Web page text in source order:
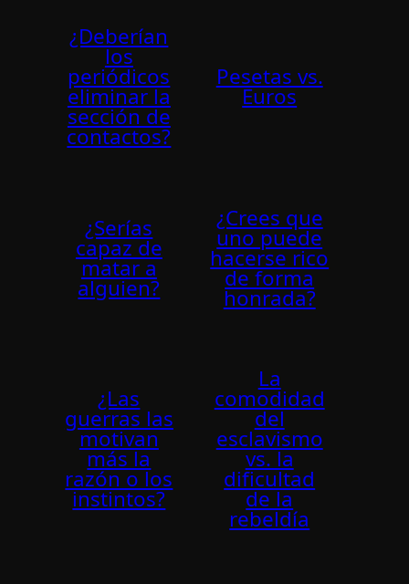
¿Deberían
los
periódicos
eliminar la
sección de
contactos?
Pesetas vs.
Euros
¿Serí­as
capaz de
matar a
alguien?
¿Crees que
uno puede
hacerse rico
de forma
honrada?
¿Las
guerras las
motivan
más la
razón o los
instintos?
La
comodidad
del
esclavismo
vs. la
dificultad
de la
rebeldí­a